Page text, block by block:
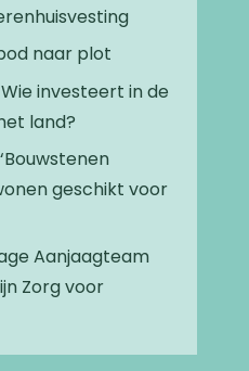
naar plot
investeert in de
land?
geschikt voor
Aanjaagteam
Zorg voor